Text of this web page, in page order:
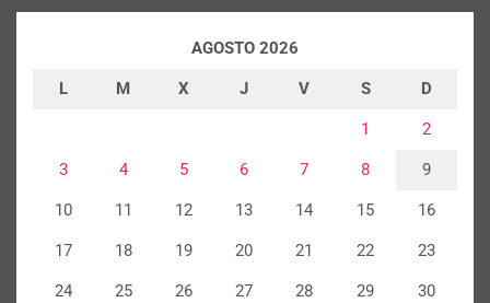
AGOSTO 2026
L M X J V S D
1 2
3 4 5 6 7 8 9
10 11 12 13 14 15 16
17 18 19 20 21 22 23
24 25 26 27 28 29 30